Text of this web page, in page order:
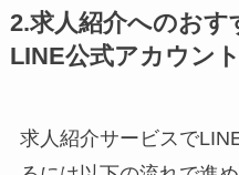
2.求人紹介へのおす
LINE公式アカウン
求人紹介サービスで